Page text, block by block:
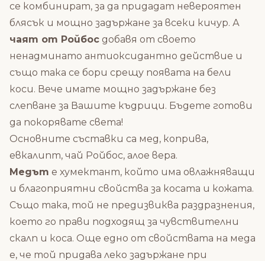
се комбинират, за да придадат невероятен
блясък и мощно задържане за всеки кичур. А
чаят от Ройбос добавя от своето
ненадминато антиоксидантно действие и
също така се бори срещу появата на бели
коси. Вече имате мощно задържане без
слепване за Вашите къдрици. Бъдете готови
да покорявате света!
Основните съставки са мед, коприва,
евкалипт, чай Ройбос, алое вера.
Медът е хумектант, който има овлажняващи
и благоприятни свойства за косата и кожата.
Също така, той не предизвиква раздразнения,
което го прави подходящ за чувствителни
скалп и коса. Още едно от свойствата на меда
е, че той придава леко задържане при